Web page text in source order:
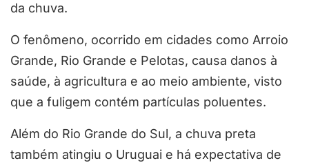
da chuva.
O fenômeno, ocorrido em cidades como Arroio
Grande, Rio Grande e Pelotas, causa danos à
saúde, à agricultura e ao meio ambiente, visto
que a fuligem contém partículas poluentes.
Além do Rio Grande do Sul, a chuva preta
também atingiu o Uruguai e há expectativa de